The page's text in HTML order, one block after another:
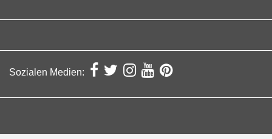
Sozialen Medien: